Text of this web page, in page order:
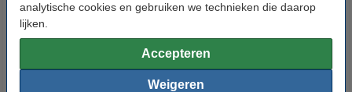
analytische cookies en gebruiken we technieken die daarop
lijken.
Accepteren
Weigeren
Aluminium hoekverbinding 2020
€ 3,00 Incl. 21% BTW
Aluminium hoekverbinding
bevestigingsmateriaal (123-3D
huismerk)
€ 4,25 Incl. 21% BTW